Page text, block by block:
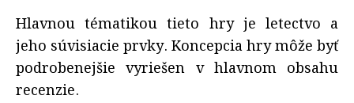
Hlavnou tématikou tieto hry je letectvo a
jeho súvisiacie prvky. Koncepcia hry môže byť
podrobenejšie vyriešen v hlavnom obsahu
recenzie.